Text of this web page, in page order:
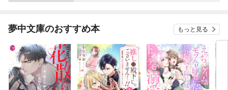
夢中文庫のおすすめ本 もっと見る